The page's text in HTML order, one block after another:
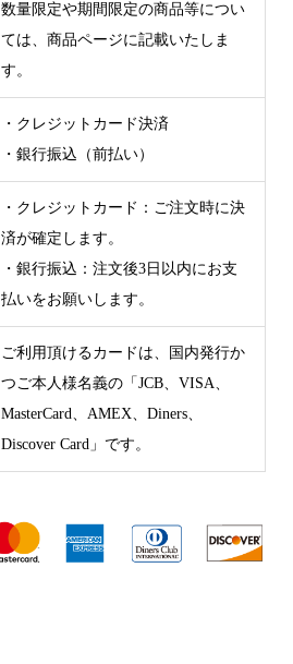
数量限定や期間限定の商品等につい
ては、商品ページに記載いたしま
す。
・クレジットカード決済
・銀行振込（前払い）
・クレジットカード：ご注文時に決
済が確定します。
・銀行振込：注文後3日以内にお支
払いをお願いします。
ご利用頂けるカードは、国内発行か
つご本人様名義の「JCB、VISA、
MasterCard、AMEX、Diners、
Discover Card」です。